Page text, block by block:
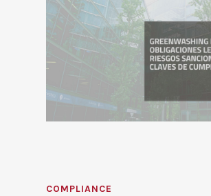
COMPLIANCE